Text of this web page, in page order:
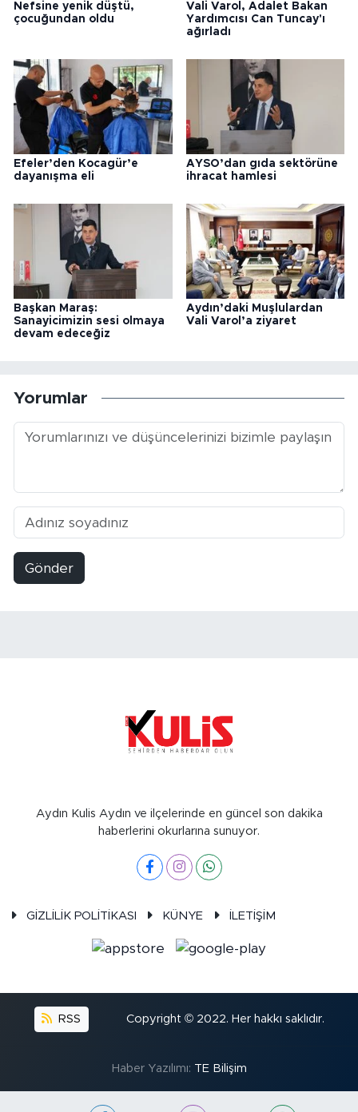
Nefsine yenik düştü,
çocuğundan oldu
Vali Varol, Adalet Bakan
Yardımcısı Can Tuncay'ı
ağırladı
Efeler’den Kocagür’e
dayanışma eli
AYSO’dan gıda sektörüne
ihracat hamlesi
Başkan Maraş:
Sanayicimizin sesi olmaya
devam edeceğiz
Aydın’daki Muşlulardan
Vali Varol’a ziyaret
Yorumlar
Gönder
Aydın Kulis Aydın ve ilçelerinde en güncel son dakika
haberlerini okurlarına sunuyor.
GİZLİLİK POLİTİKASI KÜNYE İLETİŞİM
RSS Copyright © 2022. Her hakkı saklıdır.
Haber Yazılımı: TE Bilişim